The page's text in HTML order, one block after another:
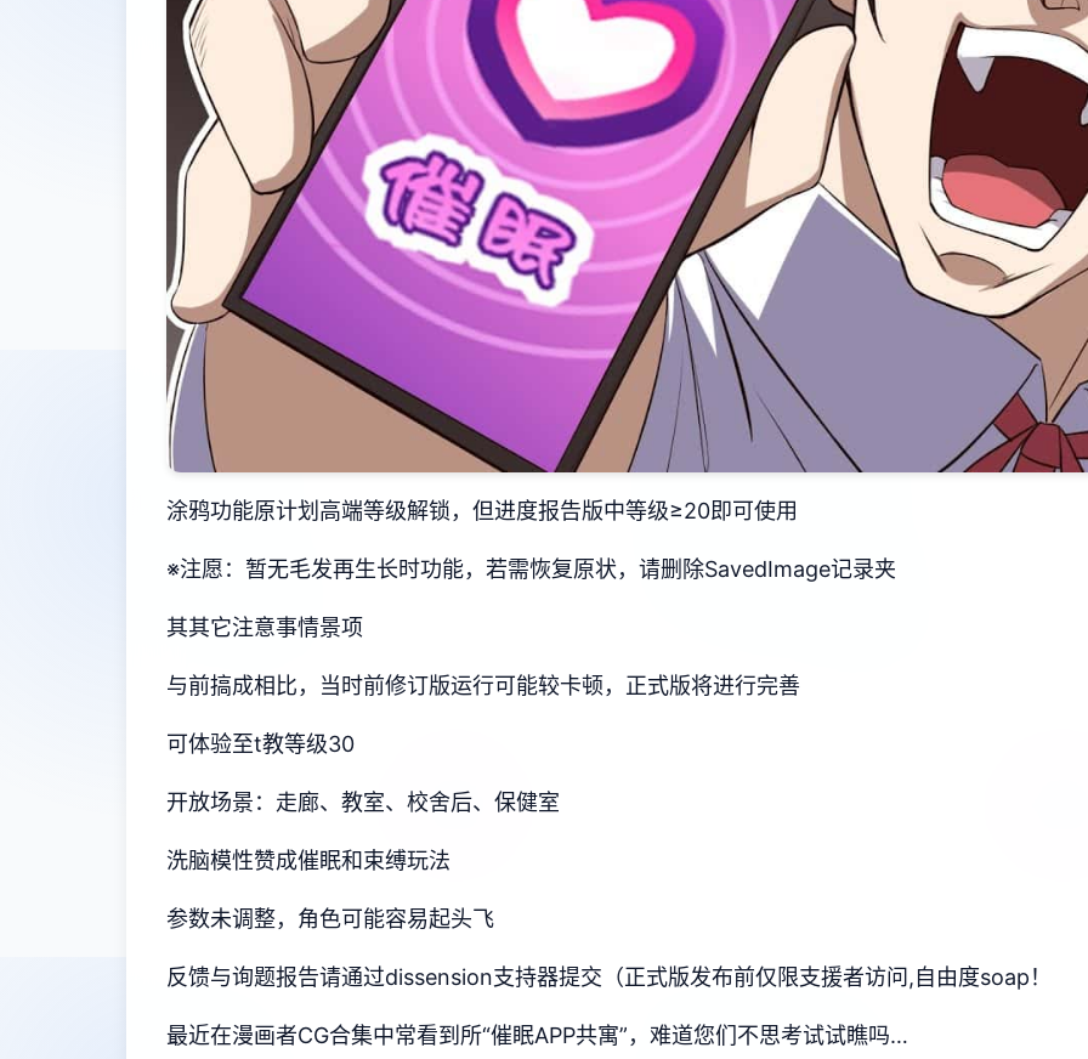
涂鸦功能原计划高端等级解锁，但进度报告版中等级≥20即可使用
※注愿：暂无毛发再生长时功能，若需恢复原状，请删除SavedImage记录夹
其其它注意事情景项
与前搞成相比，当时前修订版运行可能较卡顿，正式版将进行完善
可体验至t教等级30
开放场景：走廊、教室、校舍后、保健室
洗脑模性赞成催眠和束缚玩法
参数未调整，角色可能容易起头飞
反馈与询题报告请通过dissension支持器提交（正式版发布前仅限支援者访问,自由度soap！
最近在漫画者CG合集中常看到所“催眠APP共寓”，难道您们不思考试试瞧吗…